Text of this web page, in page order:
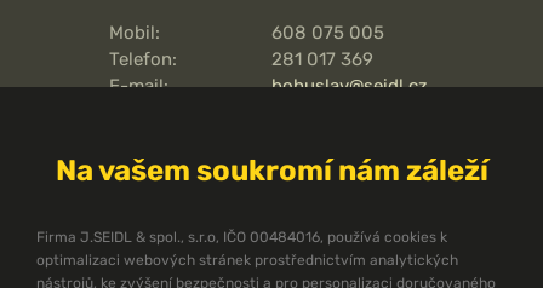
Mobil:
608 075 005
Telefon:
281 017 369
E-mail:
bohuslav@seidl.cz
Praha 15 - Hostivař
O pořární ochraně
Protipožární směrnice
Na vašem soukromí nám záleží
Firma J.SEIDL & spol., s.r.o, IČO 00484016, používá cookies k
optimalizaci webových stránek prostřednictvím analytických
nástrojů, ke zvýšení bezpečnosti a pro personalizaci doručovaného